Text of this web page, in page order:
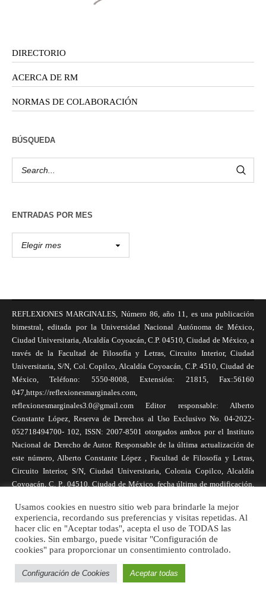
DIRECTORIO
ACERCA DE RM
NORMAS DE COLABORACIÓN
BÚSQUEDA
ENTRADAS POR MES
REFLEXIONES MARGINALES, Número 86, año 11, es una publicación
bimestral, editada por la Universidad Nacional Autónoma de México,
Ciudad Universitaria, Alcaldía Coyoacán, C.P. 04510, Ciudad de México, a
través de la Facultad de Filosofía y Letras, Circuito Interior, Ciudad
Universitaria, S/N, Col. Copilco, Alcaldía Coyoacán, C.P. 4510, Ciudad de
México, Teléfono: 5550-8008, Extensión: 21815, Fax:56160
047,https://reflexionesmarginales.com,
reflexionesmarginales3.0@gmail.com Editor responsable: Alberto
Constante López, Reserva de Derechos al Uso Exclusivo No. 04-2022-
052718494700- 102, ISSN: 2007-8501 otorgados ambos por el Instituto
Nacional de Derecho de Autor. Responsable de la última actualización de
este número, Alberto Constante López , Facultad de Filosofía y Letras,
Circuito Interior, S/N, Ciudad Universitaria, Colonia Copilco, Alcaldía
Coyoacán, C. P., 04510, Ciudad de México, fecha última de modificación,
necesariamente reflejan la postura de la revista, ni de Universidad Nacional
Autónoma de México. Los autores son responsables de los contenidos de
sus artículos. Se autoriza la reproducción total o parcial de los textos aquí
publicados siempre y cuando se cite la fuente completa y la dirección
electrónica de la publicación.
Usamos cookies en nuestro sitio web para brindarle la mejor
experiencia, recordando sus preferencias y visitas repetidas. Al
hacer clic en "Aceptar todas", acepta el uso de TODAS las
cookies. Sin embargo, puede visitar "Configuración de
cookies" para proporcionar un consentimiento controlado.
Configuración de Cookies Aceptar todas